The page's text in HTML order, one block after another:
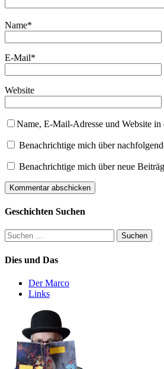
Name*
E-Mail*
Website
Name, E-Mail-Adresse und Website
Benachrichtige mich über
Benachrichtige mich über neue
Geschichten Suchen
Suchen
nach:
Dies und Das
Der Marco
Links